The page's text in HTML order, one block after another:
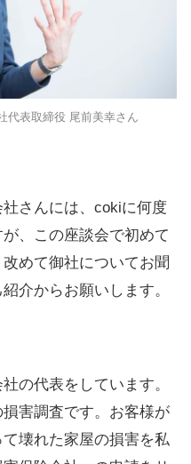
代表取締役 尾前美幸さん
さんには、cokiに何度
、この座談会で初めて
めて御社についてお聞
介からお願いします。
の代表をしています。
害調査です。お客様が
壊れた家屋の損害を私